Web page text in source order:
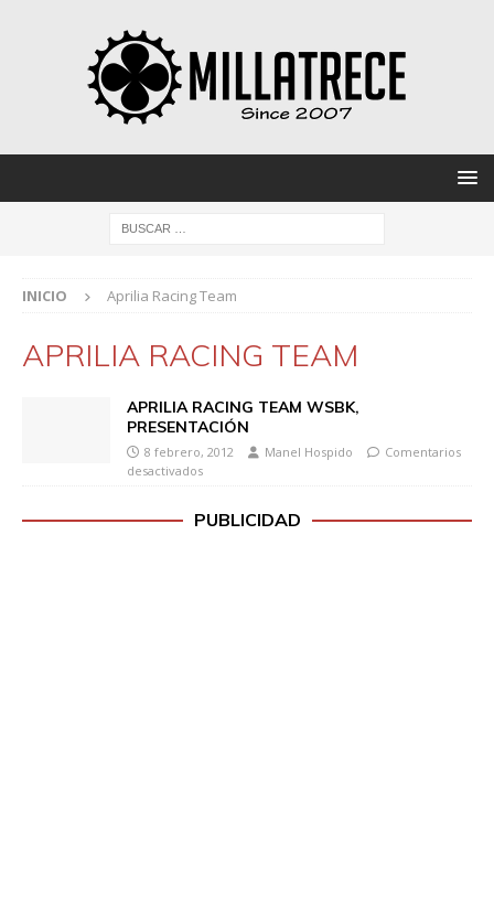
INICIO Aprilia Racing Team
APRILIA RACING TEAM
APRILIA RACING TEAM WSBK,
PRESENTACIÓN
8 febrero, 2012 Manel Hospido
Comentarios
desactivados
PUBLICIDAD